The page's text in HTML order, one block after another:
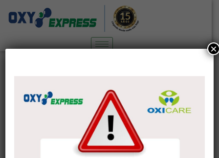
(Nein Kreditkarte Erzwungen)
15 de noviembre de 2022
Wegen des Wachstums und Anstieg der Popularität von
kostenlos Hookup Websites, keine Kreditkarte ist
erforderlich, um verbessern das mittelmäßige Sexualleben.
×